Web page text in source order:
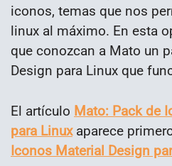
iconos, temas que nos
linux al máximo. En esta
que conozcan a Mato un
Design para Linux que
El artículo Mato: Pack de
para Linuxaparece
Iconos Material Design